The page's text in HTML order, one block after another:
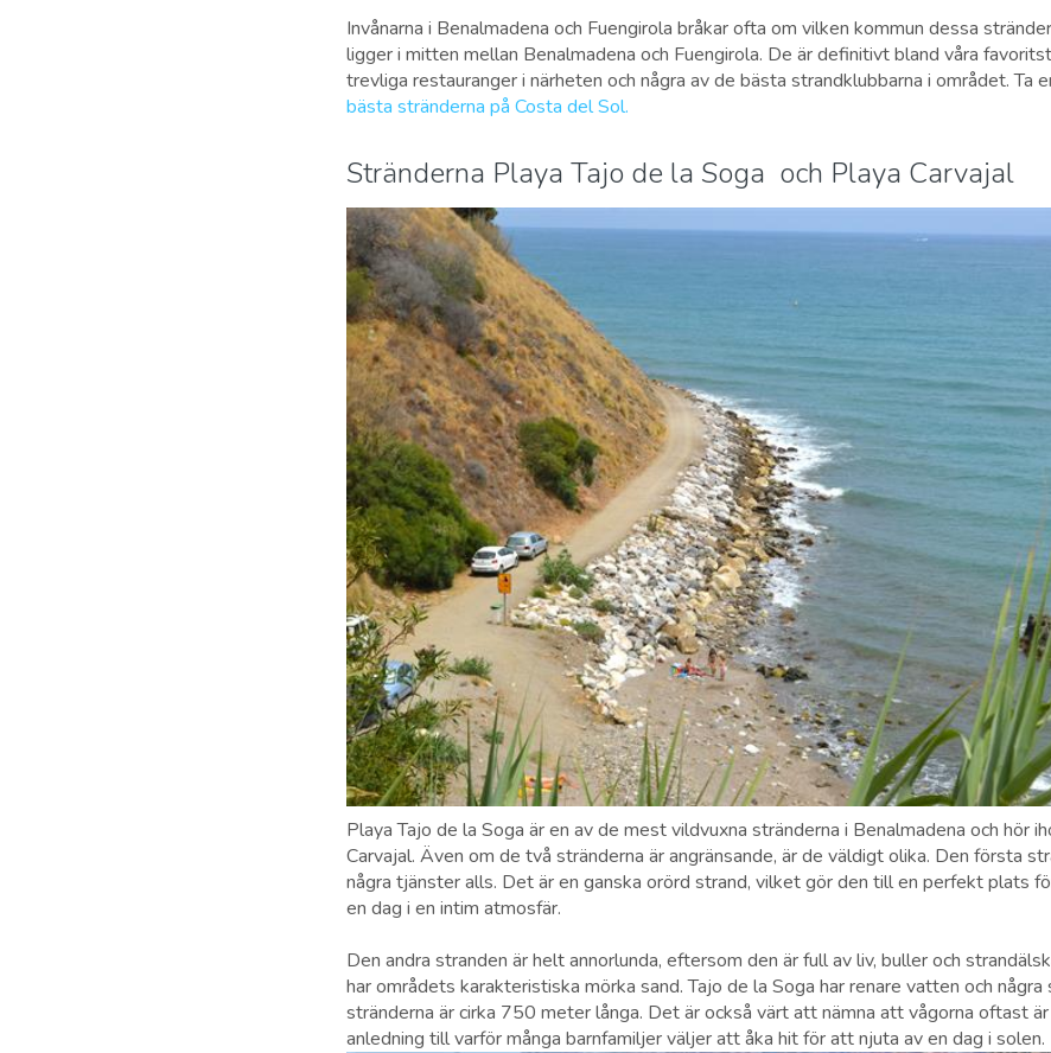
Invånarna i Benalmadena och Fuengirola bråkar ofta om vilken kommun dessa
ligger i mitten mellan Benalmadena och Fuengirola. De är definitivt bland våra
trevliga restauranger i närheten och några av de bästa strandklubbarna i området. Ta
bästa stränderna på Costa del Sol.
Stränderna Playa Tajo de la Soga och Playa Carvajal
Playa Tajo de la Soga är en av de mest vildvuxna stränderna i Benalmadena och hör
Carvajal. Även om de två stränderna är angränsande, är de väldigt olika. Den första
några tjänster alls. Det är en ganska orörd strand, vilket gör den till en perfekt plats
en dag i en intim atmosfär.
Den andra stranden är helt annorlunda, eftersom den är full av liv, buller och
har områdets karakteristiska mörka sand. Tajo de la Soga har renare vatten och
stränderna är cirka 750 meter långa. Det är också värt att nämna att vågorna oftast är
anledning till varför många barnfamiljer väljer att åka hit för att njuta av en dag i solen.